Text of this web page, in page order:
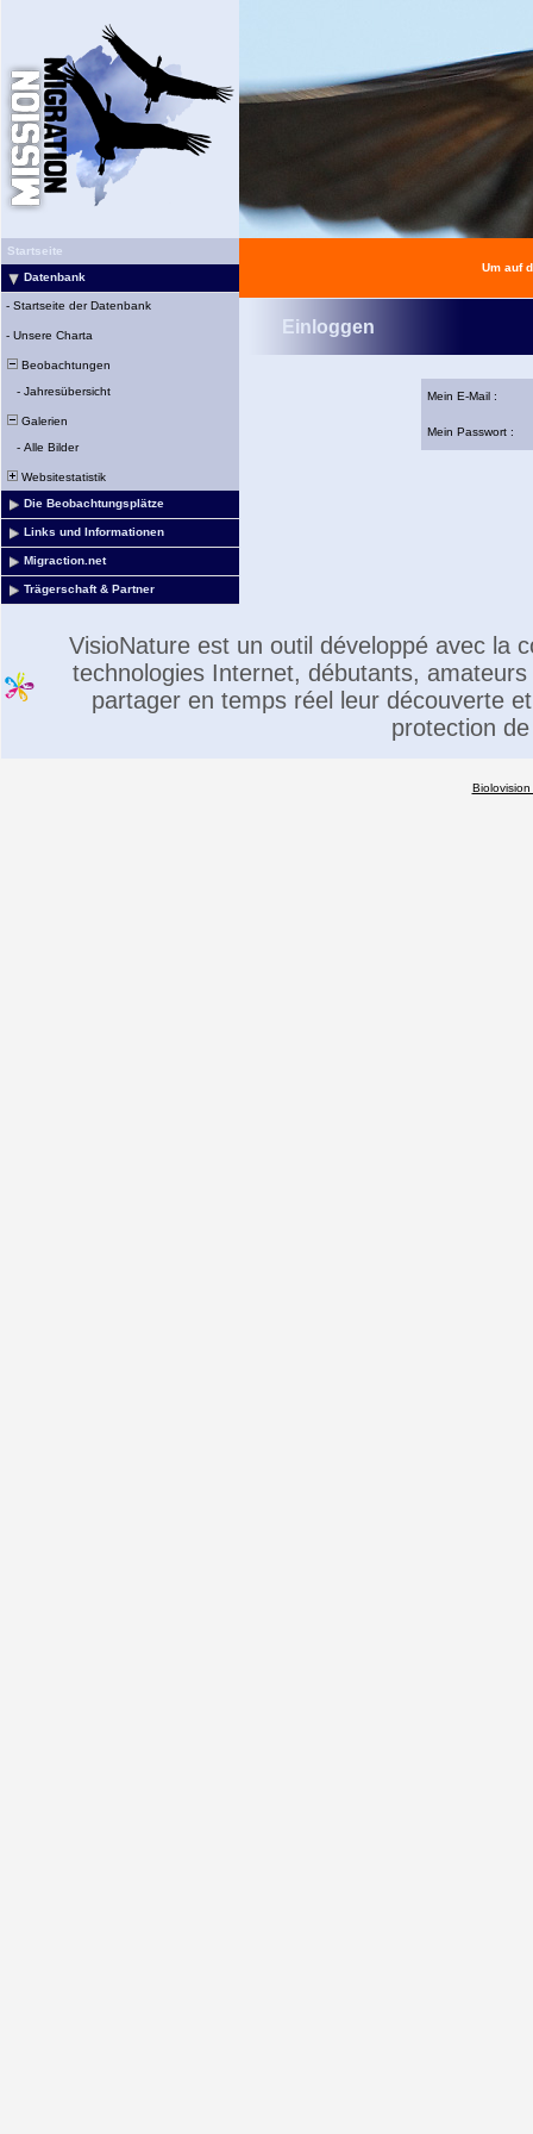
Startseite
Datenbank
- Startseite der Datenbank
- Unsere Charta
Beobachtungen
- Jahresübersicht
Galerien
- Alle Bilder
Websitestatistik
Die Beobachtungsplätze
Links und Informationen
Migraction.net
Trägerschaft & Partner
Um auf
Einloggen
Mein E-Mail :
Mein Passwort :
VisioNature est un outil développé avec la
technologies Internet, débutants,
partager en temps réel leur découverte
protection
Biolovision